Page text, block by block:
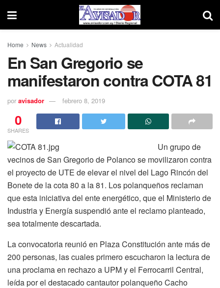
Home News Actualidad
En San Gregorio se
manifestaron contra COTA 81
por avisador febrero 8, 2019
0
SHARES
Un grupo de
vecinos de San Gregorio de Polanco se movilizaron contra
el proyecto de UTE de elevar el nivel del Lago Rincón del
Bonete de la cota 80 a la 81. Los polanqueños reclaman
que esta iniciativa del ente energético, que el Ministerio de
Industria y Energía suspendió ante el reclamo planteado,
sea totalmente descartada.
La convocatoria reunió en Plaza Constitución ante más de
200 personas, las cuales primero escucharon la lectura de
una proclama en rechazo a UPM y el Ferrocarril Central,
leída por el destacado cantautor polanqueño Cacho